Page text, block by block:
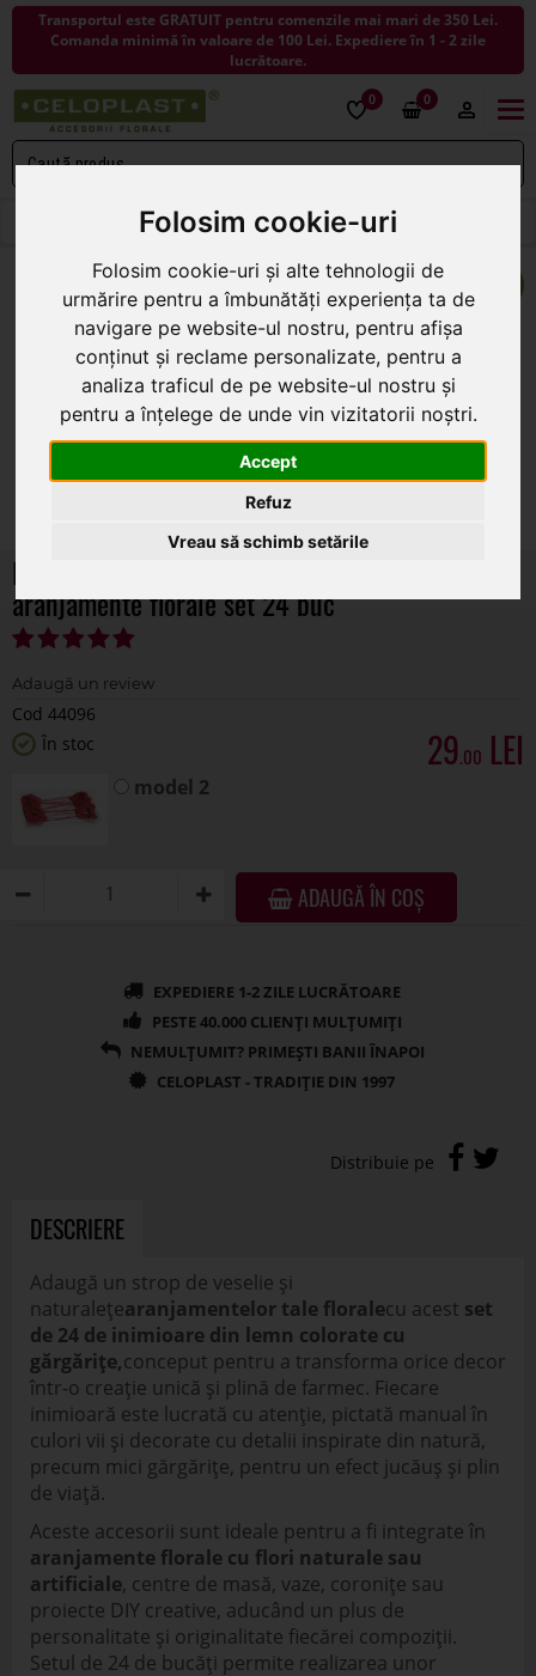
Folosim cookie-uri
Folosim cookie-uri și alte tehnologii de
urmărire pentru a îmbunătăți experiența ta de
navigare pe website-ul nostru, pentru afișa
conținut și reclame personalizate, pentru a
analiza traficul de pe website-ul nostru și
pentru a înțelege de unde vin vizitatorii noștri.
Accept
Refuz
Vreau să schimb setările
Transportul este GRATUIT pentru comenzile mai mari de 350 Lei.
Comanda minimă în valoare de 100 Lei. Expediere în 1 - 2 zile
lucrătoare.
0 0
< ÎNAPOI LA ARTICOLE DECORATIVE
Inimioare lemn color+gargarite pentru
aranjamente florale set 24 buc
Cod 44096
În stoc
29.00
model 2
ADAUGĂ ÎN COȘ
DESCRIERE
Adaugă un strop de veselie și
naturalețearanjamentelor tale floralecu acest set
de 24 de inimioare din lemn colorate cu
gărgărițe,conceput pentru a transforma orice decor
într-o creație unică și plină de farmec. Fiecare
inimioară este lucrată cu atenție, pictată manual în
culori vii și decorate cu detalii inspirate din natură,
precum mici gărgărițe, pentru un efect jucăuș și plin
de viață.
Aceste accesorii sunt ideale pentru a fi integrate în
aranjamente florale cu flori naturale sau
artificiale, centre de masă, vaze, coronițe sau
proiecte DIY creative, aducând un plus de
personalitate și originalitate fiecărei compoziții.
Setul de 24 de bucăți permite realizarea unor